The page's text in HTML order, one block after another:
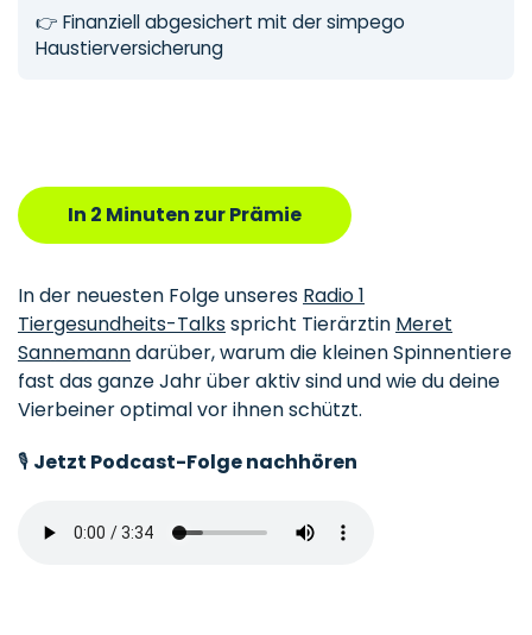
👉 Finanziell abgesichert mit der simpego
Haustierversicherung
In 2 Minuten zur Prämie
In der neuesten Folge unseres Radio 1
Tiergesundheits-Talksspricht Tierärztin Meret
Sannemanndarüber, warum die kleinen Spinnentiere
fast das ganze Jahr über aktiv sind und wie du deine
Vierbeiner optimal vor ihnen schützt.
🎙️ Jetzt Podcast-Folge nachhören